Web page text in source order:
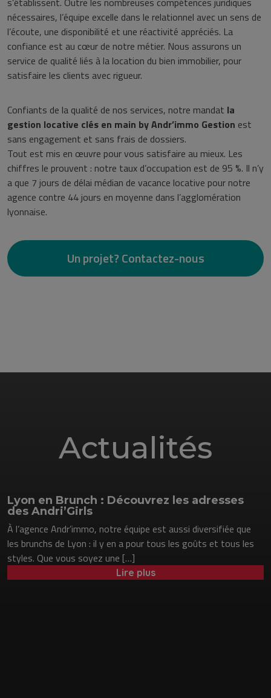
nécessaires, l’équipe excelle dans le relationnel avec un sens de
l’écoute, une disponibilité et une réactivité appréciés. La
confiance est au cœur de notre métier. Nous assurons un
service de qualité liés à la location du bien immobilier, pour
satisfaire les clients avec rigueur.
Confiants de la qualité de nos services, notre mandat la
gestion locative clés en main by Andr’immo Gestion est
sans engagement et sans frais de dossiers.
Tout est mis en œuvre pour vous satisfaire au mieux. Les
chiffres le prouvent : notre taux d’occupation est de 95 %. Il n’y
a que 7 jours de délai médian de vacance locative pour notre
agence contre 44 jours en moyenne dans l’agglomération
lyonnaise.
Un projet? Contactez-nous
Actualités
Lyon en Brunch : Découvrez les adresses
des Andri’Girls
À l’agence Andr’immo, notre équipe est aussi diversifiée que
les brunchs de Lyon : il y en a pour tous les goûts et tous les
styles. Que vous soyez une […]
Lire plus